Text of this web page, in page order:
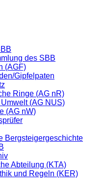
des SBB
(AGF)
Gipfelpaten
Ringe (AG nR)
(AG NUS)
(AG nW)
Bergsteigergeschichte
Abteilung (KTA)
und Regeln (KER)